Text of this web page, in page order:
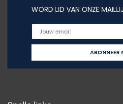
WORD LID VAN ONZE